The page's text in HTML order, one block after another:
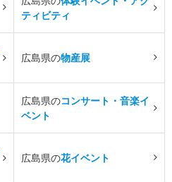
ティビティ
広島県の物産展
広島県のコンサート・音楽イ
ベント
広島県の花イベント